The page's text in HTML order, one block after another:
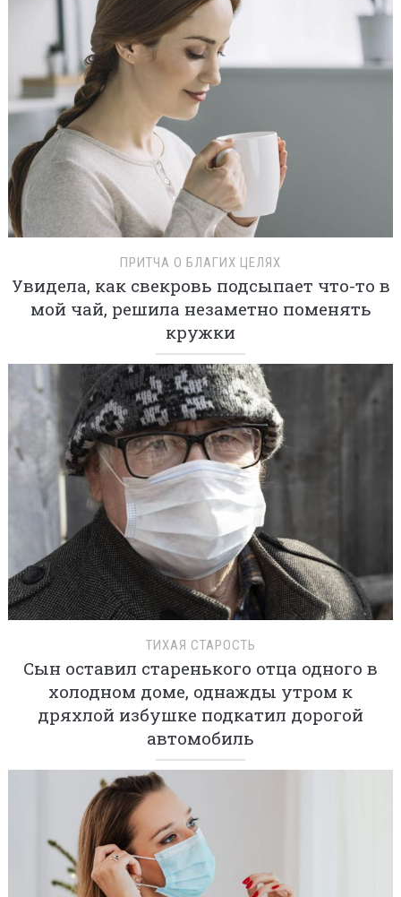
ПРИТЧА О БЛАГИХ ЦЕЛЯХ
Увидела, как свекровь подсыпает что-то в
мой чай, решила незаметно поменять
кружки
ТИХАЯ СТАРОСТЬ
Сын оставил старенького отца одного в
холодном доме, однажды утром к
дряхлой избушке подкатил дорогой
автомобиль